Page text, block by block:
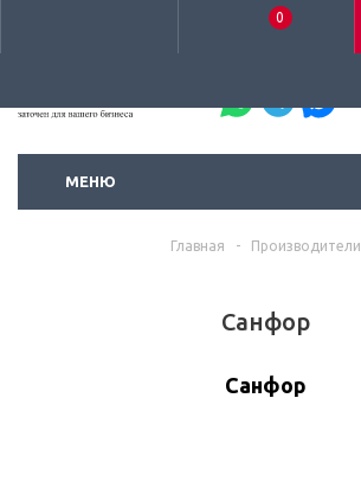
0
МЕНЮ
Главная - Производители
Санфор
Санфор